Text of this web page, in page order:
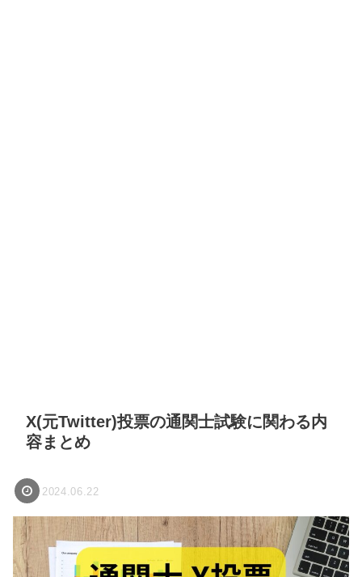
X(元Twitter)投票の通関士試験に関わる内
容まとめ
2024.06.22